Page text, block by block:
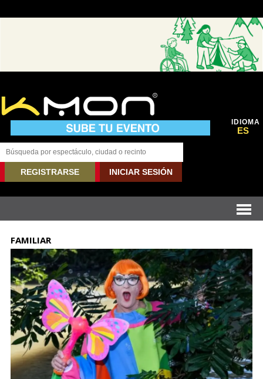
IDIOMA
ES
REGISTRARSE INICIAR SESIÓN
FAMILIAR